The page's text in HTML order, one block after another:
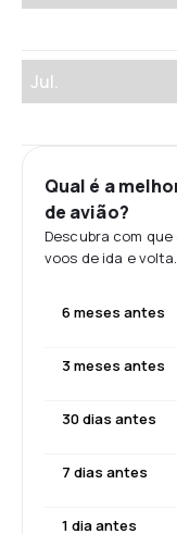
Jul.
Qual é a
de avião?
Descubra com
voos de ida e volta.
6 meses antes
3 meses antes
30 dias antes
7 dias antes
1 dia antes